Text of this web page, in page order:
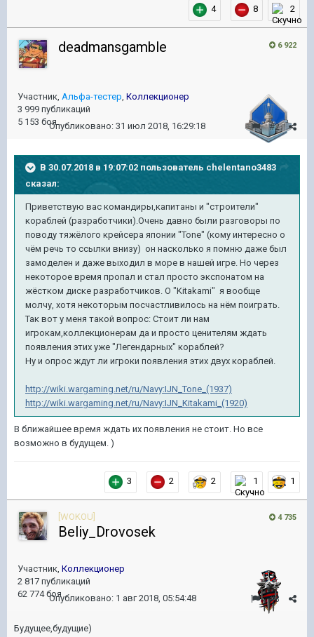
4 8 2
6 922
deadmansgamble
Участник, Альфа-тестер, Коллекционер
3 999 публикаций
5 153 боя
#2
Опубликовано: 31 июл 2018, 16:29:18
В 30.07.2018 в 19:07:02 пользователь chelentano3483
сказал:
Приветствую вас командиры,капитаны и "строители"
кораблей (разработчики).Очень давно были разговоры по
поводу тяжёлого крейсера японии "Tone" (кому интересно о
чём речь то ссылки внизу) он насколько я помню даже был
замоделен и даже выходил в море в нашей игре. Но через
некоторое время пропал и стал просто экспонатом на
жёстком диске разработчиков. О "Kitakami" я вообще
молчу, хотя некоторым посчастливилось на нём поиграть.
Так вот у меня такой вопрос: Стоит ли нам
игрокам,коллекционерам да и просто ценителям ждать
появления этих уже "Легендарных" кораблей?
Ну и опрос ждут ли игроки появления этих двух кораблей.
http://wiki.wargaming.net/ru/Navy:IJN_Tone_(1937)
http://wiki.wargaming.net/ru/Navy:IJN_Kitakami_(1920)
В ближайшее время ждать их появления не стоит. Но все
возможно в будущем. )
3 2 2 1 1
4 735
[WOKOU]
Beliy_Drovosek
Участник, Коллекционер
2 817 публикаций
62 774 боя
#3
Опубликовано: 1 авг 2018, 05:54:48
Будущее,будущие)